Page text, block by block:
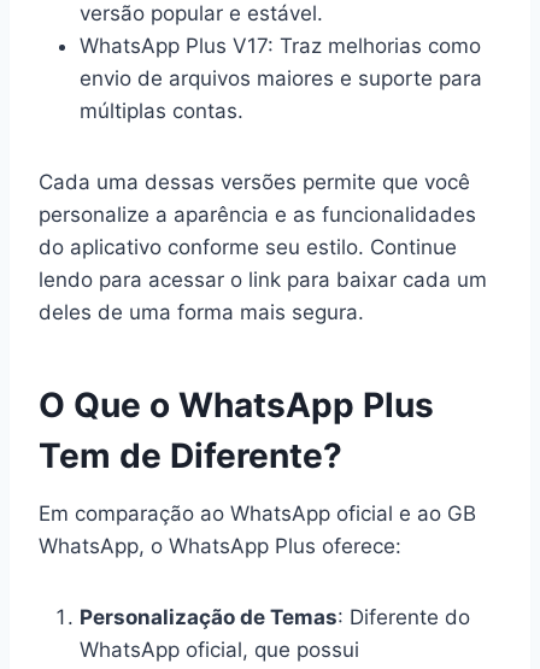
versão popular e estável.
WhatsApp Plus V17: Traz melhorias como
envio de arquivos maiores e suporte para
múltiplas contas.
Cada uma dessas versões permite que você
personalize a aparência e as funcionalidades
do aplicativo conforme seu estilo. Continue
lendo para acessar o link para baixar cada um
deles de uma forma mais segura.
O Que o WhatsApp Plus
Tem de Diferente?
Em comparação ao WhatsApp oficial e ao GB
WhatsApp, o WhatsApp Plus oferece:
Personalização de Temas: Diferente do
WhatsApp oficial, que possui